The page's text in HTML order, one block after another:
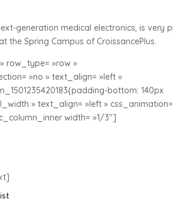
generation medical electronics, is very
the Spring Campus of CroissancePlus.
»row »
»no » text_align= »left »
bottom: 140px
» text_align= »left » css_animation=
width= »1/3″]